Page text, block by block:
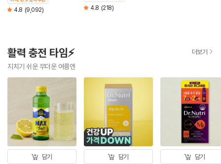
4.8 (9,092) 4.8 (218)
활력 충전 타임⚡
지치기 쉬운 무더운 여름엔
더보기
담기 담기 담기